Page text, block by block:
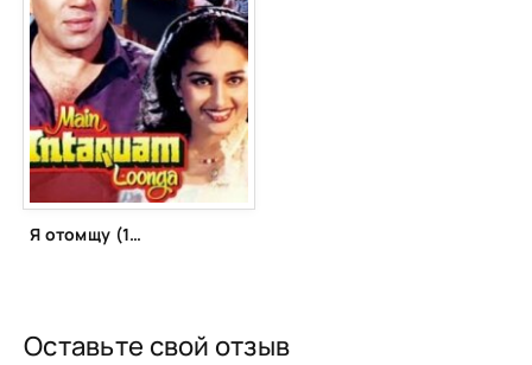
Я отомщу (1982)
Оставьте свой отзыв